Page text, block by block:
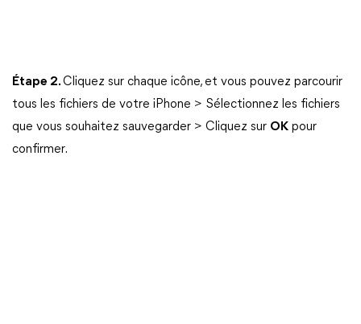
Étape 2.Cliquez sur chaque icône, et vous pouvez parcourir
tous les fichiers de votre iPhone > Sélectionnez les fichiers
que vous souhaitez sauvegarder > Cliquez sur OK pour
confirmer.